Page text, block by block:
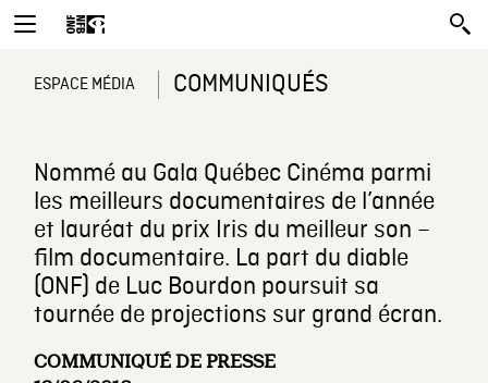
ESPACE MÉDIA COMMUNIQUÉS
Nommé au Gala Québec Cinéma parmi
les meilleurs documentaires de l’année
et lauréat du prix Iris du meilleur son –
film documentaire. La part du diable
(ONF) de Luc Bourdon poursuit sa
tournée de projections sur grand écran.
COMMUNIQUÉ DE PRESSE